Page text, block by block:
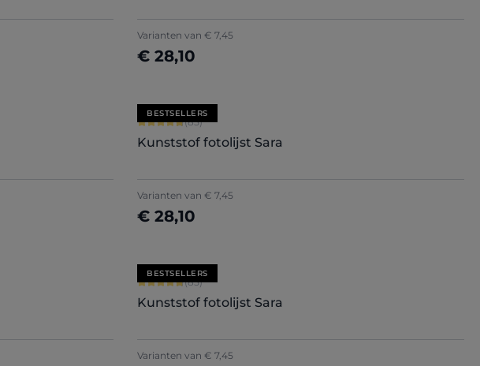
Varianten van € 7,45
€ 28,10
Nu configureren
sterren
BESTSELLERS
Gemiddelde waardering van 4.71 van 5 sterren
(85)
Kunststof fotolijst Sara
Varianten van € 7,45
€ 28,10
Nu configureren
sterren
BESTSELLERS
Gemiddelde waardering van 4.71 van 5 sterren
(85)
Kunststof fotolijst Sara
Varianten van € 7,45